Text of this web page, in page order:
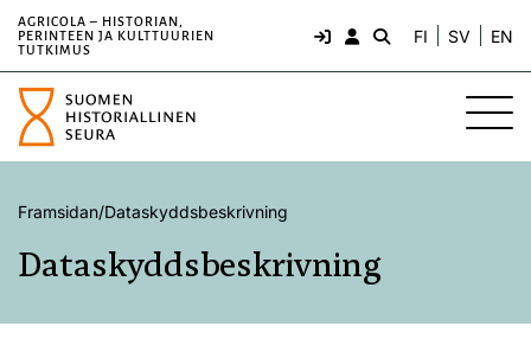
AGRICOLA – HISTORIAN,
PERINTEEN JA KULTTUURIEN
TUTKIMUS
FI SV EN
Framsidan/Dataskyddsbeskrivning
Dataskyddsbeskrivning